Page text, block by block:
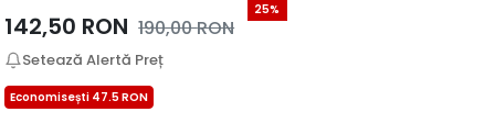
25%
142,50 RON 190,00RON
Setează Alertă Preț
Economisești 47.5 RON